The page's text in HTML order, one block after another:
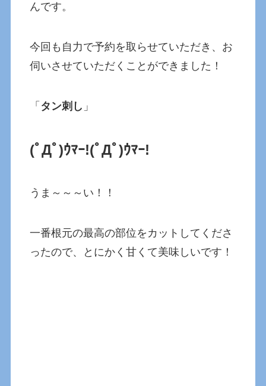
んです。
今回も自力で予約を取らせていただき、お
伺いさせていただくことができました！
「 タン刺し 」
(ﾟДﾟ)ｳﾏｰ!(ﾟДﾟ)ｳﾏｰ!
うま～～～い！！
一番根元の最高の部位をカットしてくださ
ったので、とにかく甘くて美味しいです！